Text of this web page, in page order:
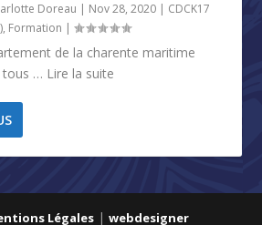
Doreau | Nov 28, 2020 | CDCK17
, Formation |
de la charente maritime
… Lire la suite
Légales| webdesigner